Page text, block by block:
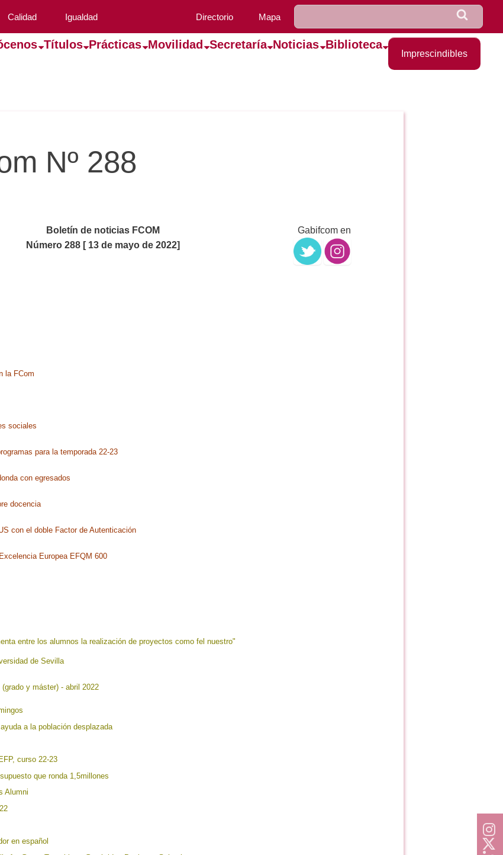
Calidad Igualdad Directorio Mapa
Títulos Prácticas Movilidad Secretaría Noticias Biblioteca
Imprescindibles
Nº 288
Boletín de noticias FCOM
Número 288 [ 13 de mayo de 2022]
Gabifcom en
la FCom
sociales
para la temporada 22-23
con egresados
docencia
con el doble Factor de Autenticación
Europea EFQM 600
entre los alumnos la realización de proyectos como fel nuestro"
de Sevilla
y máster) - abril 2022
a la población desplazada
curso 22-23
que ronda 1,5millones
Alumni
en español